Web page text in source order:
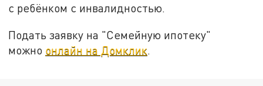
с ребёнком с инвалидностью.
Подать заявку на "Семейную ипотеку"
можно онлайн на Домклик